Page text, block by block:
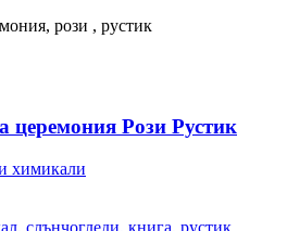
церемония Рози Рустик
химикали